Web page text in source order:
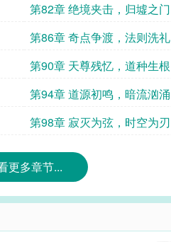
第82章 绝境夹击，归墟之门
第86章 奇点争渡，法则洗礼
第90章 天尊残忆，道种生根
第94章 道源初鸣，暗流汹涌
第98章 寂灭为弦，时空为刃
更多章节...